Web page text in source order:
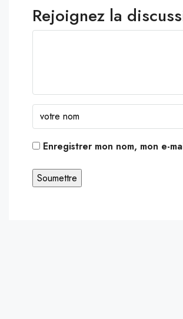
Rejoignez la
Enregistrer mon nom, mon e-